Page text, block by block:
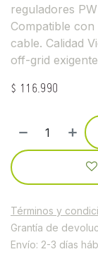
reguladores
Compatible
cable. Calidad
off-grid
$ 116.990
Términos y
Grantía de
Envío: 2-3 días